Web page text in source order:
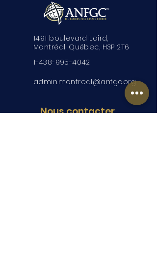
1491 boulevard Laird,
Montréal, Québec, H3P 2T6
1-438-995-4042
admin.montreal@anfgc.org
Nous contacter